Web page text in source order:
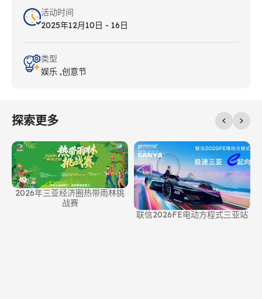
活动时间
2025年12月10日 - 16日
类型
娱乐 创意节
探索更多
Jimmy choo& 三亚联名岛服发